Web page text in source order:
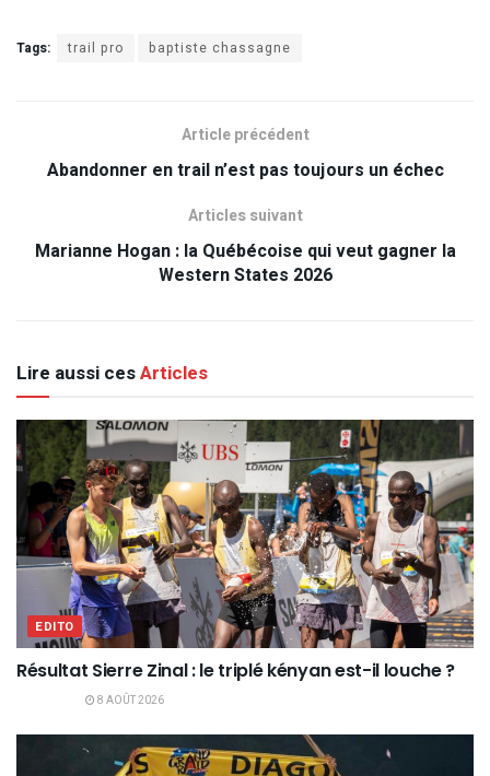
Tags: trail pro baptiste chassagne
Article précédent
Abandonner en trail n’est pas toujours un échec
Articles suivant
Marianne Hogan : la Québécoise qui veut gagner la
Western States 2026
Lire aussi cesArticles
EDITO
Résultat Sierre Zinal : le triplé kényan est-il louche ?
8 AOÛT 2026